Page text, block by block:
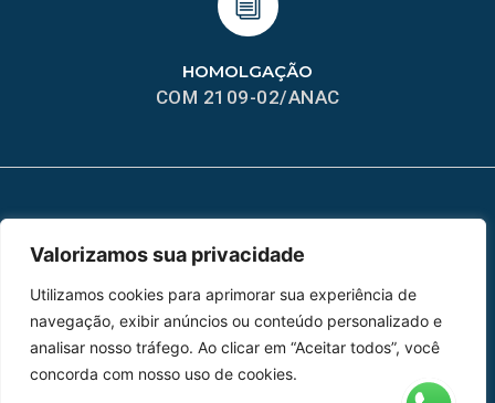
Valorizamos sua privacidade
Utilizamos cookies para aprimorar sua experiência de
navegação, exibir anúncios ou conteúdo personalizado e
analisar nosso tráfego. Ao clicar em “Aceitar todos”, você
concorda com nosso uso de cookies.
HOMOLGAÇÃO
COM 2109-02/ANAC
Peças
Catálogo de Aplicações